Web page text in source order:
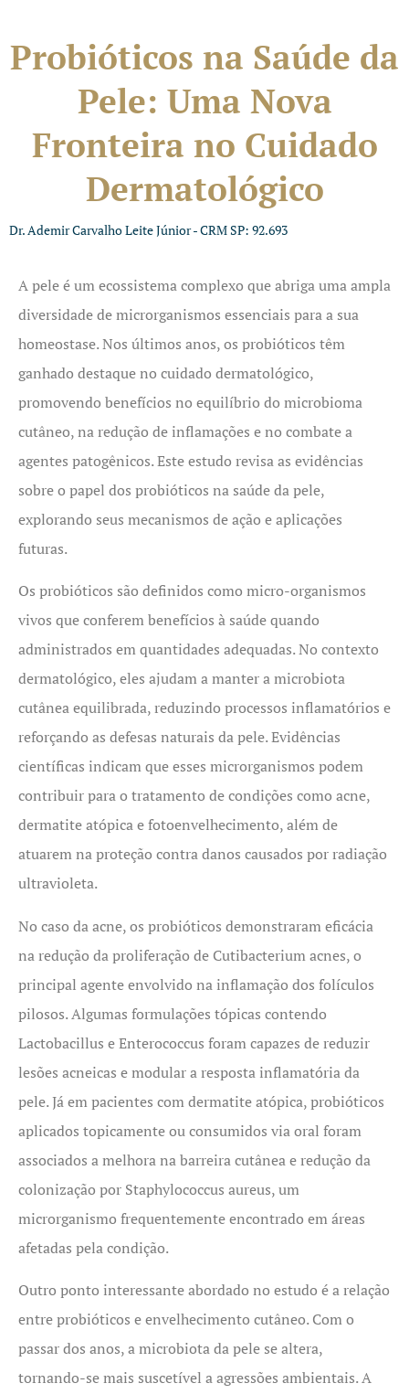
Probióticos na Saúde da
Pele: Uma Nova
Fronteira no Cuidado
Dermatológico
Dr. Ademir Carvalho Leite Júnior - CRM SP: 92.693
A pele é um ecossistema complexo que abriga uma ampla
diversidade de microrganismos essenciais para a sua
homeostase. Nos últimos anos, os probióticos têm
ganhado destaque no cuidado dermatológico,
promovendo benefícios no equilíbrio do microbioma
cutâneo, na redução de inflamações e no combate a
agentes patogênicos. Este estudo revisa as evidências
sobre o papel dos probióticos na saúde da pele,
explorando seus mecanismos de ação e aplicações
futuras.
Os probióticos são definidos como micro-organismos
vivos que conferem benefícios à saúde quando
administrados em quantidades adequadas. No contexto
dermatológico, eles ajudam a manter a microbiota
cutânea equilibrada, reduzindo processos inflamatórios e
reforçando as defesas naturais da pele. Evidências
científicas indicam que esses microrganismos podem
contribuir para o tratamento de condições como acne,
dermatite atópica e fotoenvelhecimento, além de
atuarem na proteção contra danos causados por radiação
ultravioleta.
No caso da acne, os probióticos demonstraram eficácia
na redução da proliferação de Cutibacterium acnes, o
principal agente envolvido na inflamação dos folículos
pilosos. Algumas formulações tópicas contendo
Lactobacillus e Enterococcus foram capazes de reduzir
lesões acneicas e modular a resposta inflamatória da
pele. Já em pacientes com dermatite atópica, probióticos
aplicados topicamente ou consumidos via oral foram
associados a melhora na barreira cutânea e redução da
colonização por Staphylococcus aureus, um
microrganismo frequentemente encontrado em áreas
afetadas pela condição.
Outro ponto interessante abordado no estudo é a relação
entre probióticos e envelhecimento cutâneo. Com o
passar dos anos, a microbiota da pele se altera,
tornando-se mais suscetível a agressões ambientais. A